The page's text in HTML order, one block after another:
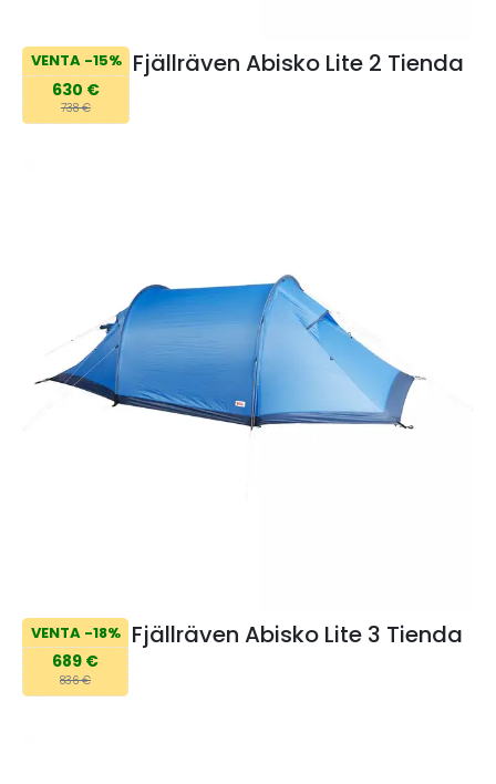
VENTA -15%
630 €
738 €
Fjällräven Abisko Lite 2 Tienda
VENTA -18%
689 €
836 €
Fjällräven Abisko Lite 3 Tienda